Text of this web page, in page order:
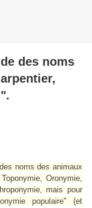
des noms
noms des animaux
Oronymie,
mais pour
populaire" (et